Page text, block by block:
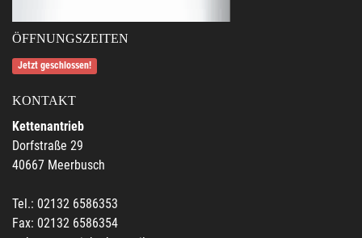
ÖFFNUNGSZEITEN
Jetzt geschlossen!
KONTAKT
Kettenantrieb
Dorfstraße 29
40667 Meerbusch
Tel.: 02132 6586353
Fax: 02132 6586354